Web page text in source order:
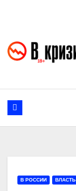
В РОССИИ ВЛАСТЬ